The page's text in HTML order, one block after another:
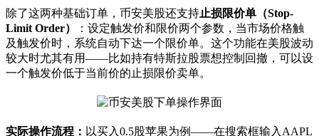
除了这两种基础订单，币安美股还支持止损限价单（Stop-
Limit Order）
：设定触发价和限价两个参数，当市场价格触
及触发价时，系统自动下达一个限价单。这个功能在美股波动
较大时尤其有用——比如持有特斯拉股票想控制回撤，可以设
一个触发价低于当前价的止损限价卖单。
实际操作流程： 以买入0.5股苹果为例——在搜索框输入AAPL